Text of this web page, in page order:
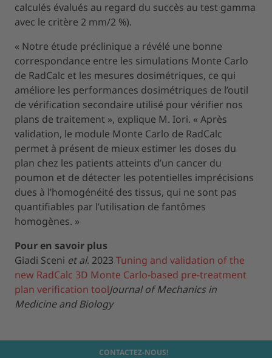
calculés évalués au regard du succès au test gamma
avec le critère 2 mm/2 %).
« Notre étude préclinique a révélé une bonne
correspondance entre les simulations Monte Carlo
de RadCalc et les mesures dosimétriques, ce qui
améliore les performances dosimétriques de l’outil
de vérification secondaire utilisé pour vérifier nos
plans de traitement », explique M. Iori. « Après
validation, le module Monte Carlo de RadCalc
permet à présent de mieux estimer les doses du
plan chez les patients atteints d’un cancer du
poumon et de détecter les potentielles imprécisions
dues à l’homogénéité des tissus, qui ne sont pas
quantifiables par l’utilisation de fantômes
homogènes. »
Pour en savoir plus
Giadi Sceni et al. 2023 Tuning and validation of the
new RadCalc 3D Monte Carlo-based pre-treatment
plan verification toolJournal of Mechanics in
Medicine and Biology
CONTACTEZ-NOUS!